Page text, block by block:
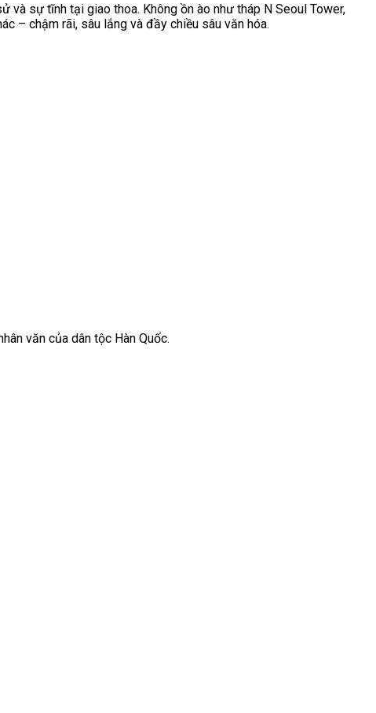
và sự tĩnh tại giao thoa. Không ồn ào như tháp N Seoul Tower,
– chậm rãi, sâu lắng và đầy chiều sâu văn hóa.
văn của dân tộc Hàn Quốc.